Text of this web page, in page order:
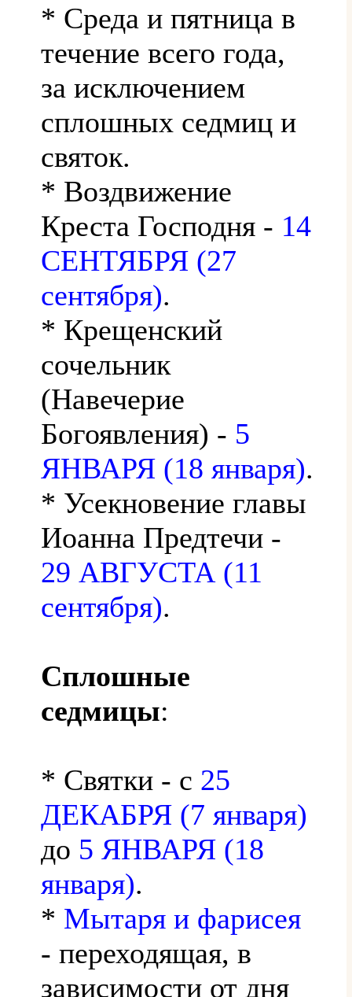
* Среда и пятница в
течение всего года,
за исключением
сплошных седмиц и
святок.
* Воздвижение
Креста Господня - 14
СЕНТЯБРЯ (27
сентября).
* Крещенский
сочельник
(Навечерие
Богоявления) - 5
ЯНВАРЯ (18 января).
* Усекновение главы
Иоанна Предтечи -
29 АВГУСТА (11
сентября).
Сплошные
седмицы:
* Святки - с 25
ДЕКАБРЯ (7 января)
до 5 ЯНВАРЯ (18
января).
* Мытаря и фарисея
- переходящая, в
зависимости от дня